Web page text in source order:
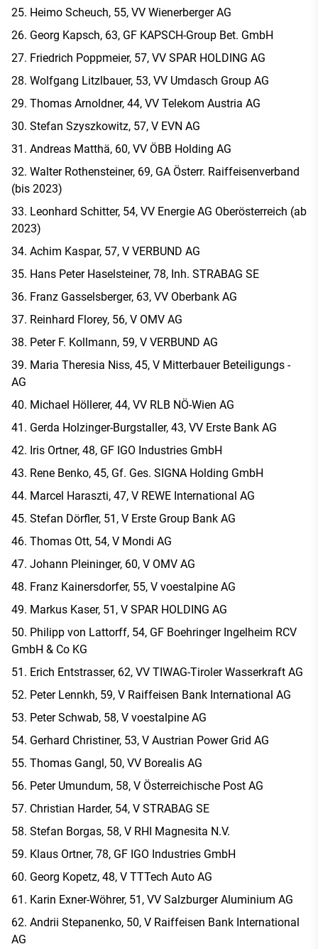
Heimo Scheuch, 55, VV Wienerberger AG
Georg Kapsch, 63, GF KAPSCH-Group Bet. GmbH
Friedrich Poppmeier, 57, VV SPAR HOLDING AG
Wolfgang Litzlbauer, 53, VV Umdasch Group AG
Thomas Arnoldner, 44, VV Telekom Austria AG
Stefan Szyszkowitz, 57, V EVN AG
Andreas Matthä, 60, VV ÖBB Holding AG
Walter Rothensteiner, 69, GA Österr. Raiffeisenverband
(bis 2023)
Leonhard Schitter, 54, VV Energie AG Oberösterreich (ab
2023)
Achim Kaspar, 57, V VERBUND AG
Hans Peter Haselsteiner, 78, Inh. STRABAG SE
Franz Gasselsberger, 63, VV Oberbank AG
Reinhard Florey, 56, V OMV AG
Peter F. Kollmann, 59, V VERBUND AG
Maria Theresia Niss, 45, V Mitterbauer Beteiligungs -
AG
Michael Höllerer, 44, VV RLB NÖ-Wien AG
Gerda Holzinger-Burgstaller, 43, VV Erste Bank AG
Iris Ortner, 48, GF IGO Industries GmbH
Rene Benko, 45, Gf. Ges. SIGNA Holding GmbH
Marcel Haraszti, 47, V REWE International AG
Stefan Dörfler, 51, V Erste Group Bank AG
Thomas Ott, 54, V Mondi AG
Johann Pleininger, 60, V OMV AG
Franz Kainersdorfer, 55, V voestalpine AG
Markus Kaser, 51, V SPAR HOLDING AG
Philipp von Lattorff, 54, GF Boehringer Ingelheim RCV
GmbH & Co KG
Erich Entstrasser, 62, VV TIWAG-Tiroler Wasserkraft AG
Peter Lennkh, 59, V Raiffeisen Bank International AG
Peter Schwab, 58, V voestalpine AG
Gerhard Christiner, 53, V Austrian Power Grid AG
Thomas Gangl, 50, VV Borealis AG
Peter Umundum, 58, V Österreichische Post AG
Christian Harder, 54, V STRABAG SE
Stefan Borgas, 58, V RHI Magnesita N.V.
Klaus Ortner, 78, GF IGO Industries GmbH
Georg Kopetz, 48, V TTTech Auto AG
Karin Exner-Wöhrer, 51, VV Salzburger Aluminium AG
Andrii Stepanenko, 50, V Raiffeisen Bank International
AG